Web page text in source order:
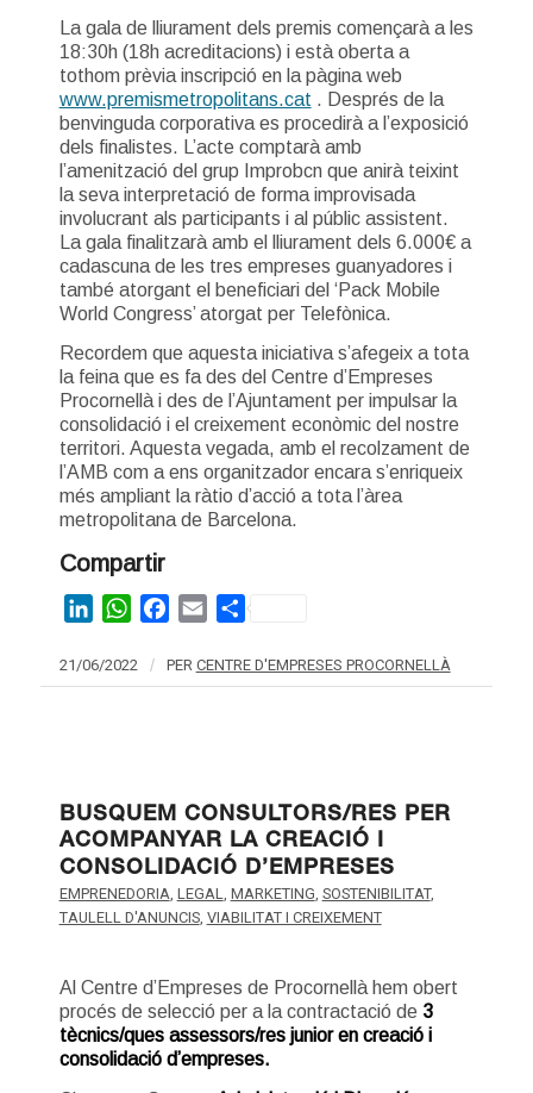
La gala de lliurament dels premis començarà a les
18:30h (18h acreditacions) i està oberta a
tothom prèvia inscripció en la pàgina web
www.premismetropolitans.cat . Després de la
benvinguda corporativa es procedirà a l’exposició
dels finalistes. L’acte comptarà amb
l’amenització del grup Improbcn que anirà teixint
la seva interpretació de forma improvisada
involucrant als participants i al públic assistent.
La gala finalitzarà amb el lliurament dels 6.000€ a
cadascuna de les tres empreses guanyadores i
també atorgant el beneficiari del ‘Pack Mobile
World Congress’ atorgat per Telefònica.
Recordem que aquesta iniciativa s’afegeix a tota
la feina que es fa des del Centre d’Empreses
Procornellà i des de l’Ajuntament per impulsar la
consolidació i el creixement econòmic del nostre
territori. Aquesta vegada, amb el recolzament de
l’AMB com a ens organitzador encara s’enriqueix
més ampliant la ràtio d’acció a tota l’àrea
metropolitana de Barcelona.
Compartir
LinkedInWhatsAppFacebook
EmailShare
21/06/2022 / PER CENTRE D'EMPRESES PROCORNELLÀ
BUSQUEM CONSULTORS/RES PER
ACOMPANYAR LA CREACIÓ I
CONSOLIDACIÓ D’EMPRESES
EMPRENEDORIA, LEGAL, MARKETING, SOSTENIBILITAT,
TAULELL D'ANUNCIS, VIABILITAT I CREIXEMENT
Al Centre d’Empreses de Procornellà hem obert
procés de selecció per a la contractació de 3
tècnics/ques assessors/res junior en creació i
consolidació d’empreses.